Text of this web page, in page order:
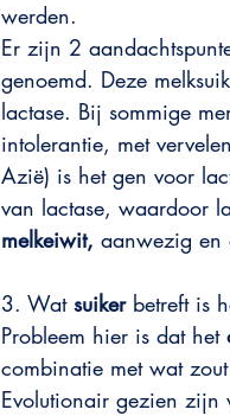
werden.
Er zijn 2
genoemd. Deze
lactase. Bij sommige
intolerantie, met
Azië) is het gen voor
van lactase, waardoor
melkeiwit, aanwezig en
3. Wat suiker betreft is
Probleem hier is dat het
combinatie met wat
Evolutionair gezien zijn